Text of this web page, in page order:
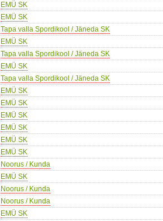
EMÜ SK
EMÜ SK
Tapa valla Spordikool / Jäneda SK
EMÜ SK
Tapa valla Spordikool / Jäneda SK
EMÜ SK
Tapa valla Spordikool / Jäneda SK
EMÜ SK
EMÜ SK
EMÜ SK
EMÜ SK
EMÜ SK
EMÜ SK
Noorus / Kunda
EMÜ SK
Noorus / Kunda
Noorus / Kunda
EMÜ SK